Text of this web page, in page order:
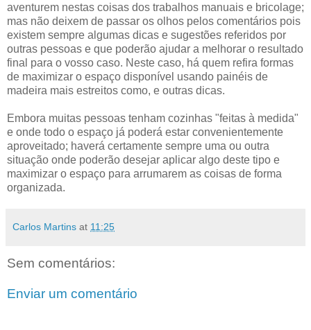
aventurem nestas coisas dos trabalhos manuais e bricolage;
mas não deixem de passar os olhos pelos comentários pois
existem sempre algumas dicas e sugestões referidos por
outras pessoas e que poderão ajudar a melhorar o resultado
final para o vosso caso. Neste caso, há quem refira formas
de maximizar o espaço disponível usando painéis de
madeira mais estreitos como, e outras dicas.
Embora muitas pessoas tenham cozinhas "feitas à medida"
e onde todo o espaço já poderá estar convenientemente
aproveitado; haverá certamente sempre uma ou outra
situação onde poderão desejar aplicar algo deste tipo e
maximizar o espaço para arrumarem as coisas de forma
organizada.
Carlos Martins at 11:25
Sem comentários:
Enviar um comentário